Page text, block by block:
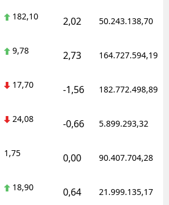
182,10 2,02 50.243.138,70
9,78 2,73 164.727.594,19
17,70 -1,56 182.772.498,89
24,08 -0,66 5.899.293,32
1,75 0,00 90.407.704,28
18,90 0,64 21.999.135,17